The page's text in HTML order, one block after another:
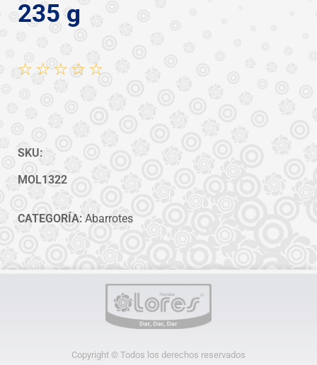
235 g
☆ ☆ ☆ ☆ ☆
SKU:
MOL1322
CATEGORÍA: Abarrotes
Copyright © Todos los derechos reservados